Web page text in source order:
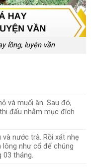
lồng, luyện vần
và muối ăn. Sau đó,
đấu nhằm mục đích
nước trà. Rồi xát nhẹ
lông như cổ để chúng
03 tháng.